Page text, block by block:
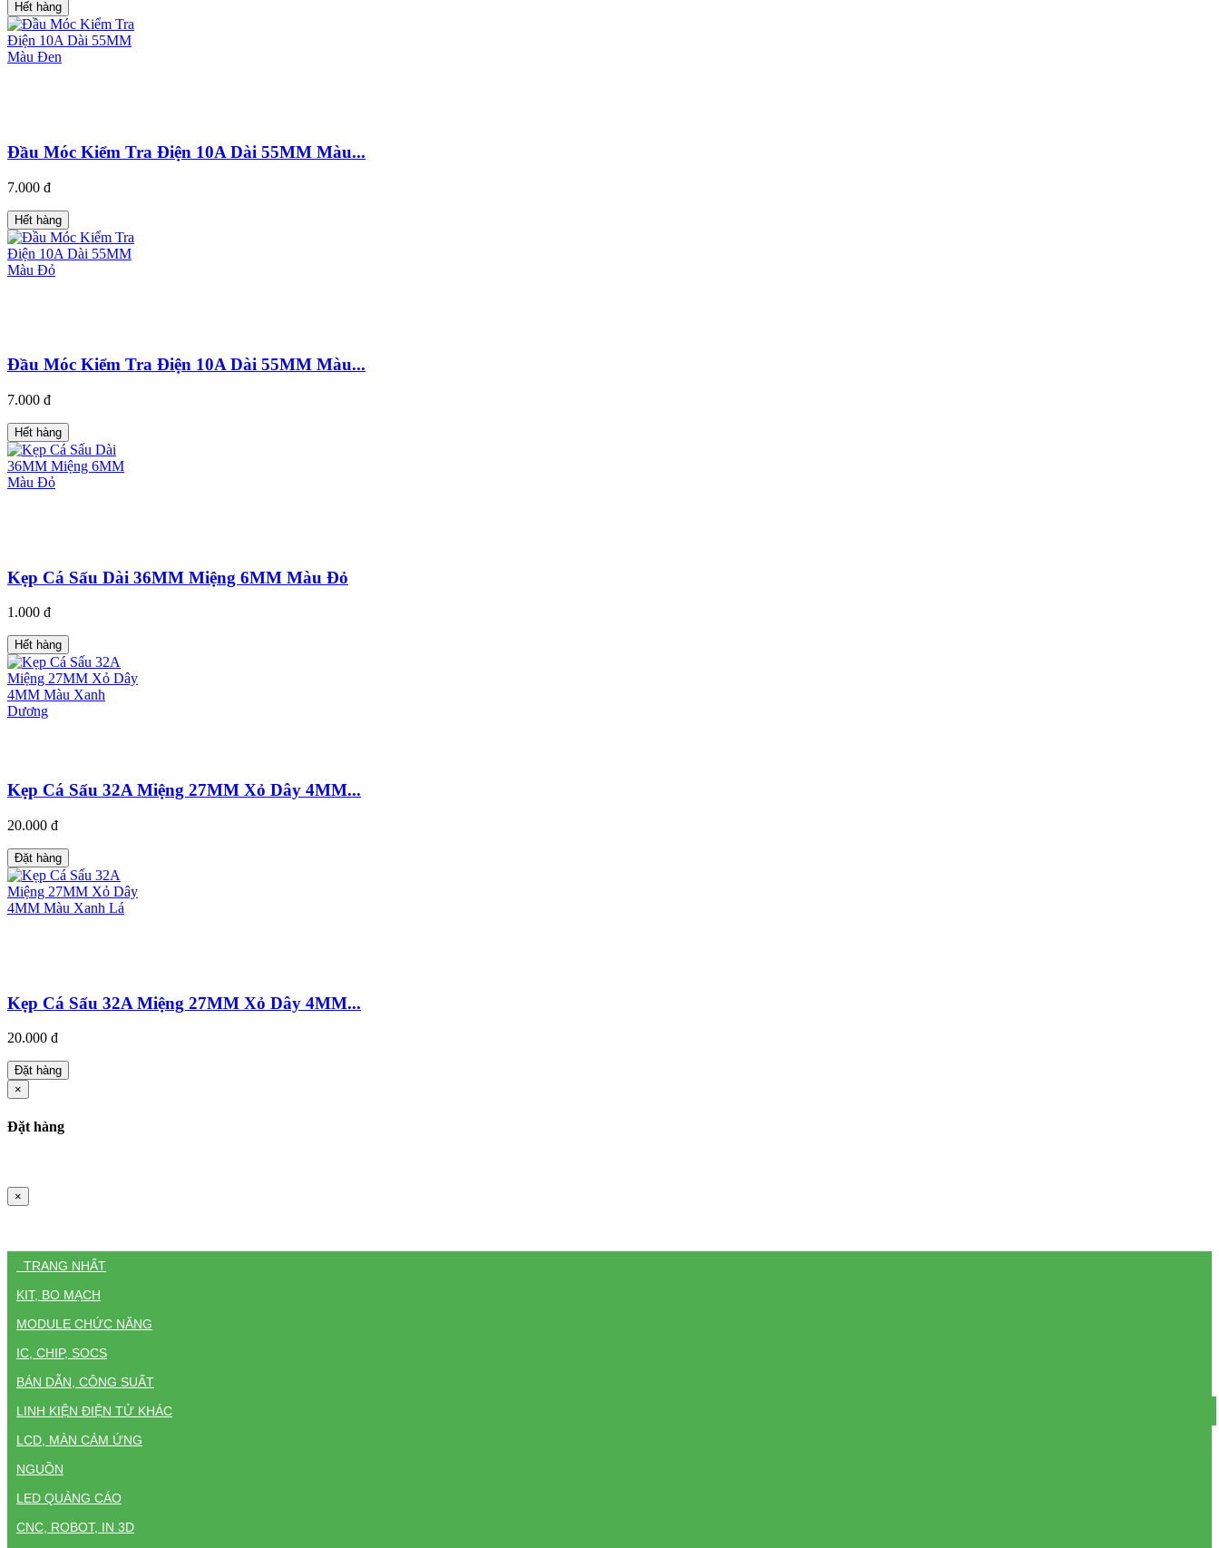
Hết hàng
Đầu Móc Kiểm Tra Điện 10A Dài 55MM Màu...
7.000 đ
Hết hàng
Đầu Móc Kiểm Tra Điện 10A Dài 55MM Màu...
7.000 đ
Hết hàng
Kẹp Cá Sấu Dài 36MM Miệng 6MM Màu Đỏ
1.000 đ
Hết hàng
Kẹp Cá Sấu 32A Miệng 27MM Xỏ Dây 4MM...
20.000 đ
Đặt hàng
Kẹp Cá Sấu 32A Miệng 27MM Xỏ Dây 4MM...
20.000 đ
Đặt hàng
×
Đặt hàng
×
TRANG NHẤT
KIT, BO MẠCH
MODULE CHỨC NĂNG
IC, CHIP, SOCS
BÁN DẪN, CÔNG SUẤT
LINH KIỆN ĐIỆN TỬ KHÁC
LCD, MÀN CẢM ỨNG
NGUỒN
LED QUẢNG CÁO
CNC, ROBOT, IN 3D